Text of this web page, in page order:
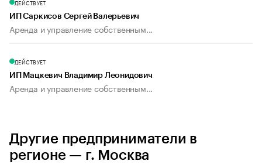
ДЕЙСТВУЕТ
ИП Саркисов Сергей Валерьевич
Аренда и управление собственным...
ДЕЙСТВУЕТ
ИП Мацкевич Владимир Леонидович
Аренда и управление собственным...
Другие предприниматели в
регионе — г. Москва